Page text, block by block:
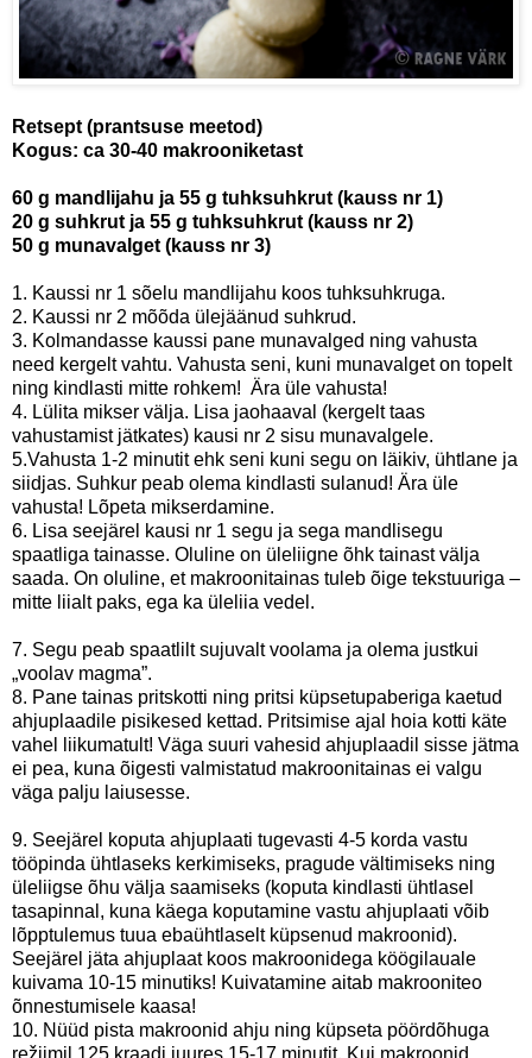
Retsept (prantsuse meetod)
Kogus: ca 30-40 makrooniketast
60 g mandlijahu ja 55 g tuhksuhkrut (kauss nr 1)
20 g suhkrut ja 55 g tuhksuhkrut (kauss nr 2)
50 g munavalget (kauss nr 3)
1. Kaussi nr 1 sõelu mandlijahu koos tuhksuhkruga.
2. Kaussi nr 2 mõõda ülejäänud suhkrud.
3. Kolmandasse kaussi pane munavalged ning vahusta
need kergelt vahtu. Vahusta seni, kuni munavalget on topelt
ning kindlasti mitte rohkem! Ära üle vahusta!
4. Lülita mikser välja. Lisa jaohaaval (kergelt taas
vahustamist jätkates) kausi nr 2 sisu munavalgele.
5.Vahusta 1-2 minutit ehk seni kuni segu on läikiv, ühtlane ja
siidjas. Suhkur peab olema kindlasti sulanud! Ära üle
vahusta! Lõpeta mikserdamine.
6. Lisa seejärel kausi nr 1 segu ja sega mandlisegu
spaatliga tainasse. Oluline on üleliigne õhk tainast välja
saada. On oluline, et makroonitainas tuleb õige tekstuuriga –
mitte liialt paks, ega ka üleliia vedel.
7. Segu peab spaatlilt sujuvalt voolama ja olema justkui
„voolav magma”.
8. Pane tainas pritskotti ning pritsi küpsetupaberiga kaetud
ahjuplaadile pisikesed kettad. Pritsimise ajal hoia kotti käte
vahel liikumatult! Väga suuri vahesid ahjuplaadil sisse jätma
ei pea, kuna õigesti valmistatud makroonitainas ei valgu
väga palju laiusesse.
9. Seejärel koputa ahjuplaati tugevasti 4-5 korda vastu
tööpinda ühtlaseks kerkimiseks, pragude vältimiseks ning
üleliigse õhu välja saamiseks (koputa kindlasti ühtlasel
tasapinnal, kuna käega koputamine vastu ahjuplaati võib
lõpptulemus tuua ebaühtlaselt küpsenud makroonid).
Seejärel jäta ahjuplaat koos makroonidega köögilauale
kuivama 10-15 minutiks! Kuivatamine aitab makrooniteo
õnnestumisele kaasa!
10. Nüüd pista makroonid ahju ning küpseta pöördõhuga
režiimil 125 kraadi juures 15-17 minutit. Kui makroonid